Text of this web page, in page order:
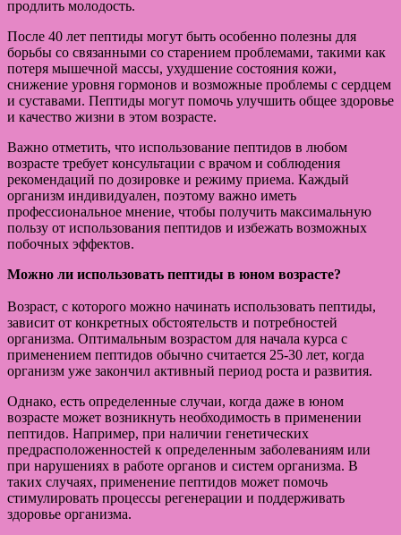
продлить молодость.
После 40 лет пептиды могут быть особенно полезны для
борьбы со связанными со старением проблемами, такими как
потеря мышечной массы, ухудшение состояния кожи,
снижение уровня гормонов и возможные проблемы с сердцем
и суставами. Пептиды могут помочь улучшить общее здоровье
и качество жизни в этом возрасте.
Важно отметить, что использование пептидов в любом
возрасте требует консультации с врачом и соблюдения
рекомендаций по дозировке и режиму приема. Каждый
организм индивидуален, поэтому важно иметь
профессиональное мнение, чтобы получить максимальную
пользу от использования пептидов и избежать возможных
побочных эффектов.
Можно ли использовать пептиды в юном возрасте?
Возраст, с которого можно начинать использовать пептиды,
зависит от конкретных обстоятельств и потребностей
организма. Оптимальным возрастом для начала курса с
применением пептидов обычно считается 25-30 лет, когда
организм уже закончил активный период роста и развития.
Однако, есть определенные случаи, когда даже в юном
возрасте может возникнуть необходимость в применении
пептидов. Например, при наличии генетических
предрасположенностей к определенным заболеваниям или
при нарушениях в работе органов и систем организма. В
таких случаях, применение пептидов может помочь
стимулировать процессы регенерации и поддерживать
здоровье организма.